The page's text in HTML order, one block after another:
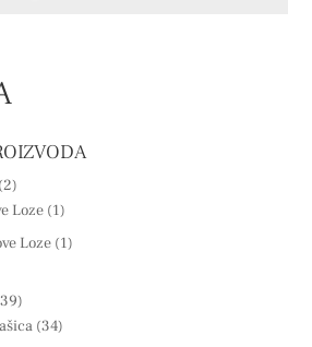
(2)
Loze (1)
Loze (1)
(34)